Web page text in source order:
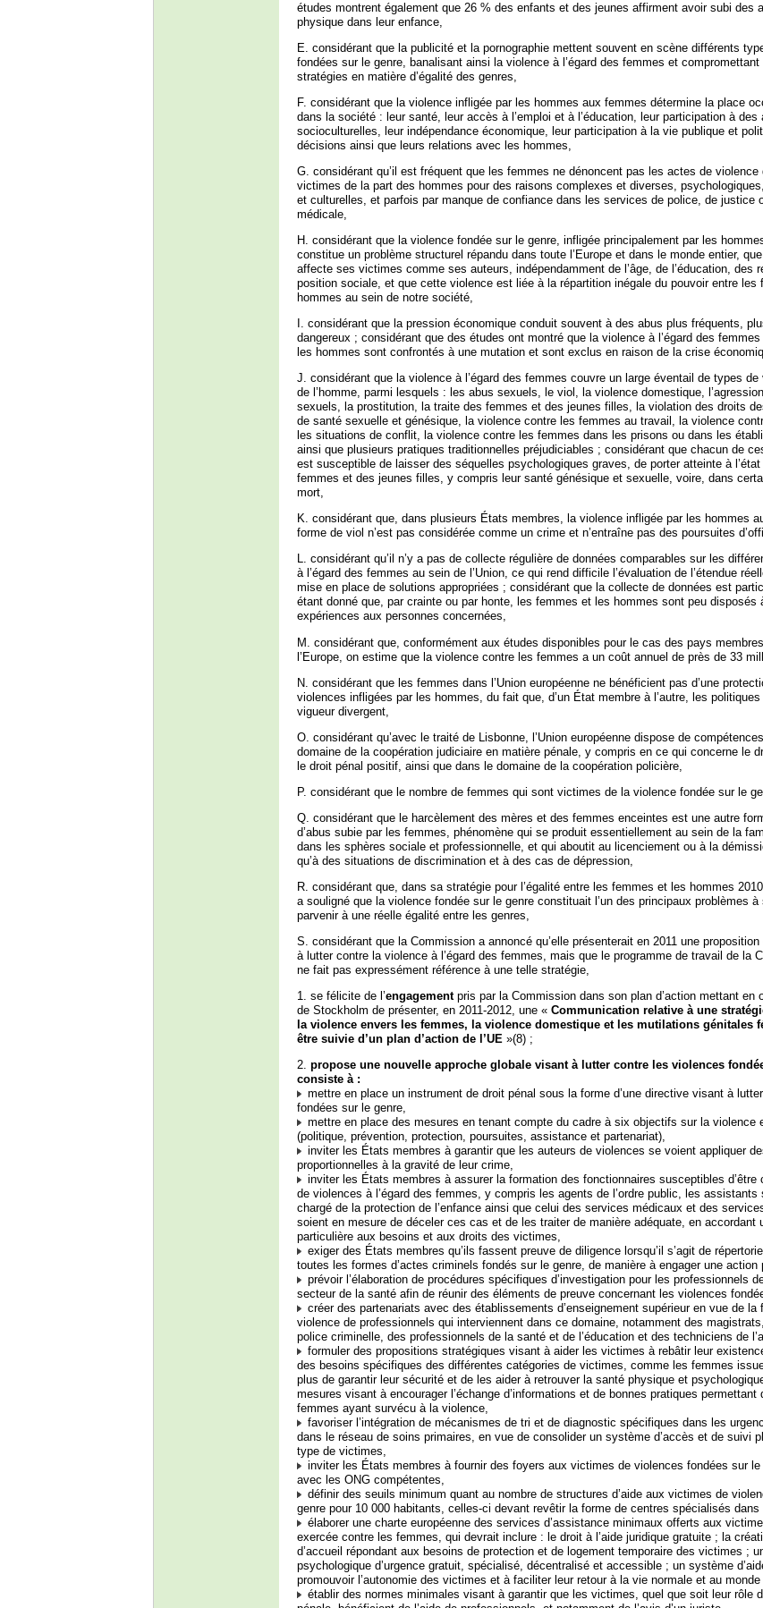
études montrent également que 26 % des enfants et des jeunes affirment avoir subi des
physique dans leur enfance,
E. considérant que la publicité et la pornographie mettent souvent en scène différents
fondées sur le genre, banalisant ainsi la violence à l’égard des femmes et
stratégies en matière d’égalité des genres,
F. considérant que la violence infligée par les hommes aux femmes détermine la place
dans la société : leur santé, leur accès à l’emploi et à l’éducation, leur participation à des
socioculturelles, leur indépendance économique, leur participation à la vie publique et
décisions ainsi que leurs relations avec les hommes,
G. considérant qu’il est fréquent que les femmes ne dénoncent pas les actes de
victimes de la part des hommes pour des raisons complexes et diverses,
et culturelles, et parfois par manque de confiance dans les services de police, de justice
médicale,
H. considérant que la violence fondée sur le genre, infligée principalement par les
constitue un problème structurel répandu dans toute l’Europe et dans le monde entier,
affecte ses victimes comme ses auteurs, indépendamment de l’âge, de l’éducation, des
position sociale, et que cette violence est liée à la répartition inégale du pouvoir entre les
hommes au sein de notre société,
I. considérant que la pression économique conduit souvent à des abus plus fréquents,
dangereux ; considérant que des études ont montré que la violence à l’égard des femmes
les hommes sont confrontés à une mutation et sont exclus en raison de la crise
J. considérant que la violence à l’égard des femmes couvre un large éventail de types
de l’homme, parmi lesquels : les abus sexuels, le viol, la violence domestique,
sexuels, la prostitution, la traite des femmes et des jeunes filles, la violation des droits
de santé sexuelle et génésique, la violence contre les femmes au travail, la violence
les situations de conflit, la violence contre les femmes dans les prisons ou dans les
ainsi que plusieurs pratiques traditionnelles préjudiciables ; considérant que chacun de
est susceptible de laisser des séquelles psychologiques graves, de porter atteinte à
femmes et des jeunes filles, y compris leur santé génésique et sexuelle, voire, dans
mort,
K. considérant que, dans plusieurs États membres, la violence infligée par les hommes
forme de viol n’est pas considérée comme un crime et n’entraîne pas des poursuites
L. considérant qu’il n’y a pas de collecte régulière de données comparables sur les
à l’égard des femmes au sein de l’Union, ce qui rend difficile l’évaluation de l’étendue
mise en place de solutions appropriées ; considérant que la collecte de données est
étant donné que, par crainte ou par honte, les femmes et les hommes sont peu disposés
expériences aux personnes concernées,
M. considérant que, conformément aux études disponibles pour le cas des pays
l’Europe, on estime que la violence contre les femmes a un coût annuel de près de 33
N. considérant que les femmes dans l’Union européenne ne bénéficient pas d’une
violences infligées par les hommes, du fait que, d’un État membre à l’autre, les
vigueur divergent,
O. considérant qu’avec le traité de Lisbonne, l’Union européenne dispose de
domaine de la coopération judiciaire en matière pénale, y compris en ce qui concerne le
le droit pénal positif, ainsi que dans le domaine de la coopération policière,
P. considérant que le nombre de femmes qui sont victimes de la violence fondée sur le
Q. considérant que le harcèlement des mères et des femmes enceintes est une autre
d’abus subie par les femmes, phénomène qui se produit essentiellement au sein de la
dans les sphères sociale et professionnelle, et qui aboutit au licenciement ou à la
qu’à des situations de discrimination et à des cas de dépression,
R. considérant que, dans sa stratégie pour l’égalité entre les femmes et les hommes
a souligné que la violence fondée sur le genre constituait l’un des principaux problèmes
parvenir à une réelle égalité entre les genres,
S. considérant que la Commission a annoncé qu’elle présenterait en 2011 une
à lutter contre la violence à l’égard des femmes, mais que le programme de travail de la
ne fait pas expressément référence à une telle stratégie,
1. se félicite de l’engagementpris par la Commission dans son plan d’action mettant en
de Stockholm de présenter, en 2011-2012, une « Communication relative à une
la violence envers les femmes, la violence domestique et les mutilations génitales
être suivie d’un plan d’action de l’UE »(8) ;
2. propose une nouvelle approche globale visant à lutter contre les violences
consiste à :
mettre en place un instrument de droit pénal sous la forme d’une directive visant à
fondées sur le genre,
mettre en place des mesures en tenant compte du cadre à six objectifs sur la violence
(politique, prévention, protection, poursuites, assistance et partenariat),
inviter les États membres à garantir que les auteurs de violences se voient appliquer
proportionnelles à la gravité de leur crime,
inviter les États membres à assurer la formation des fonctionnaires susceptibles d’être
de violences à l’égard des femmes, y compris les agents de l’ordre public, les assistants
chargé de la protection de l’enfance ainsi que celui des services médicaux et des
soient en mesure de déceler ces cas et de les traiter de manière adéquate, en accordant
particulière aux besoins et aux droits des victimes,
exiger des États membres qu’ils fassent preuve de diligence lorsqu’il s’agit de
toutes les formes d’actes criminels fondés sur le genre, de manière à engager une action
prévoir l’élaboration de procédures spécifiques d’investigation pour les professionnels
secteur de la santé afin de réunir des éléments de preuve concernant les violences
créer des partenariats avec des établissements d’enseignement supérieur en vue de la
violence de professionnels qui interviennent dans ce domaine, notamment des
police criminelle, des professionnels de la santé et de l’éducation et des techniciens de
formuler des propositions stratégiques visant à aider les victimes à rebâtir leur
des besoins spécifiques des différentes catégories de victimes, comme les femmes
plus de garantir leur sécurité et de les aider à retrouver la santé physique et
mesures visant à encourager l’échange d’informations et de bonnes pratiques permettant
femmes ayant survécu à la violence,
favoriser l’intégration de mécanismes de tri et de diagnostic spécifiques dans les
dans le réseau de soins primaires, en vue de consolider un système d’accès et de suivi
type de victimes,
inviter les États membres à fournir des foyers aux victimes de violences fondées sur le
avec les ONG compétentes,
définir des seuils minimum quant au nombre de structures d’aide aux victimes de
genre pour 10 000 habitants, celles-ci devant revêtir la forme de centres spécialisés dans
élaborer une charte européenne des services d’assistance minimaux offerts aux
exercée contre les femmes, qui devrait inclure : le droit à l’aide juridique gratuite ; la
d’accueil répondant aux besoins de protection et de logement temporaire des victimes ;
psychologique d’urgence gratuit, spécialisé, décentralisé et accessible ; un système
promouvoir l’autonomie des victimes et à faciliter leur retour à la vie normale et au
établir des normes minimales visant à garantir que les victimes, quel que soit leur rôle